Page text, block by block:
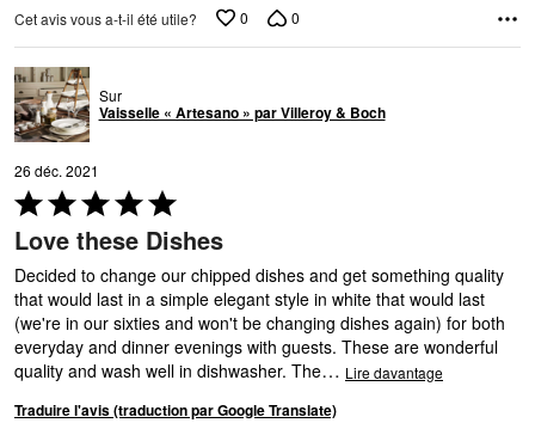
Cet avis vous a-t-il été utile? 0 0
Sur
Vaisselle « Artesano » par Villeroy & Boch
26 déc. 2021
Coté
5 sur
5
Love these Dishes
Decided to change our chipped dishes and get something quality
that would last in a simple elegant style in white that would last
(we're in our sixties and won't be changing dishes again) for both
everyday and dinner evenings with guests. These are wonderful
quality and wash well in dishwasher. The… Lire davantage
Traduire l'avis (traduction par Google Translate)